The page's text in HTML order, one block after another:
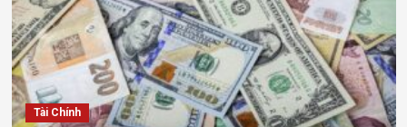
Tài Chính